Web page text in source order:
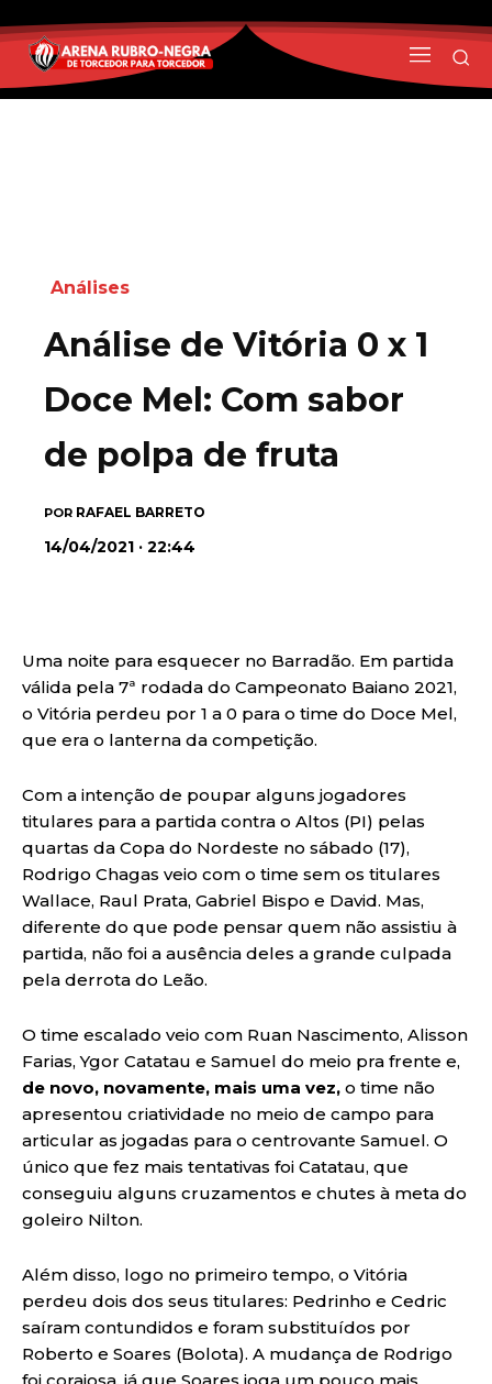
Análises
Análise de Vitória 0 x 1
Doce Mel: Com sabor
de polpa de fruta
POR RAFAEL BARRETO
14/04/2021 · 22:44
Uma noite para esquecer no Barradão. Em partida
válida pela 7ª rodada do Campeonato Baiano 2021,
o Vitória perdeu por 1 a 0 para o time do Doce Mel,
que era o lanterna da competição.
Com a intenção de poupar alguns jogadores
titulares para a partida contra o Altos (PI) pelas
quartas da Copa do Nordeste no sábado (17),
Rodrigo Chagas veio com o time sem os titulares
Wallace, Raul Prata, Gabriel Bispo e David. Mas,
diferente do que pode pensar quem não assistiu à
partida, não foi a ausência deles a grande culpada
pela derrota do Leão.
O time escalado veio com Ruan Nascimento, Alisson
Farias, Ygor Catatau e Samuel do meio pra frente e,
de novo, novamente, mais uma vez, o time não
apresentou criatividade no meio de campo para
articular as jogadas para o centrovante Samuel. O
único que fez mais tentativas foi Catatau, que
conseguiu alguns cruzamentos e chutes à meta do
goleiro Nilton.
Além disso, logo no primeiro tempo, o Vitória
perdeu dois dos seus titulares: Pedrinho e Cedric
saíram contundidos e foram substituídos por
Roberto e Soares (Bolota). A mudança de Rodrigo